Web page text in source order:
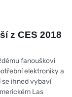
z CES 2018
fanouškovi
elektroniky a
ihned vybaví
Las